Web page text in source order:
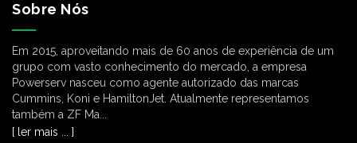
Sobre Nós
Em 2015, aproveitando mais de 60 anos de experiência de um
grupo com vasto conhecimento do mercado, a empresa
Powerserv nasceu como agente autorizado das marcas
Cummins, Koni e HamiltonJet. Atualmente representamos
também a ZF Ma...
[ ler mais ... ]